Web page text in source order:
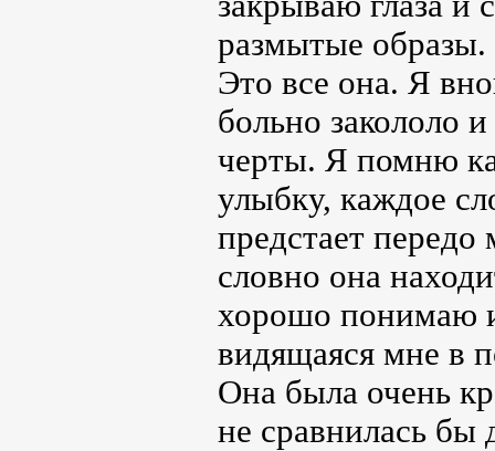
размытые образы.
Это все она. Я
больно закололо
черты. Я помню
улыбку, каждое
предстает передо
словно она
хорошо понимаю
видящаяся мне в
Она была очень
не сравнилась бы